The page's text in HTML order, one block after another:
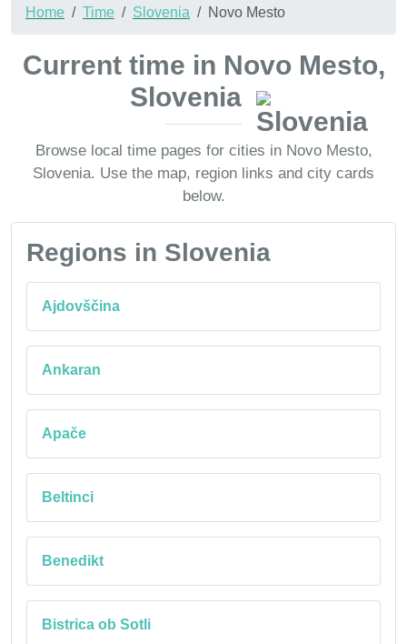
Home Time Slovenia Novo Mesto
Current time in Novo Mesto,
Slovenia
Browse local time pages for cities in Novo Mesto,
Slovenia. Use the map, region links and city cards
below.
Regions in Slovenia
Ajdovščina
Ankaran
Apače
Beltinci
Benedikt
Bistrica ob Sotli